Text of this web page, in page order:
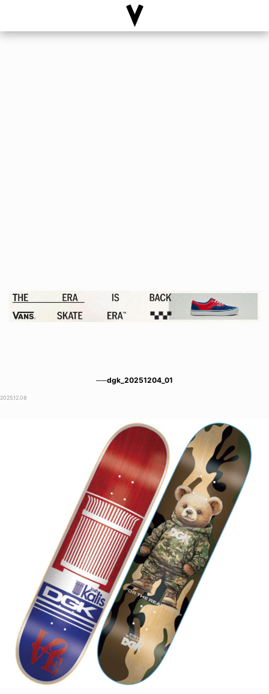
──dgk_20251204_01
2025.12.08